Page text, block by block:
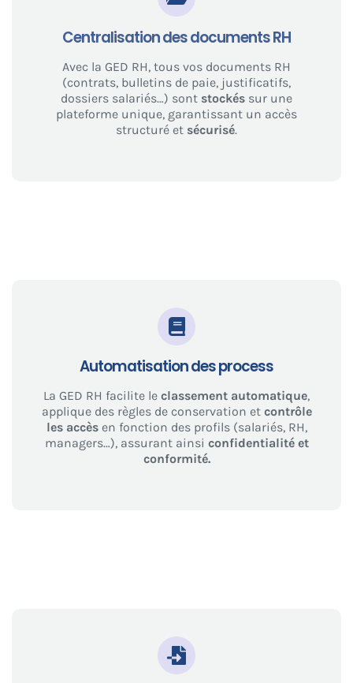
Centralisation des documents RH
Avec la GED RH, tous vos documents RH
(contrats, bulletins de paie, justificatifs,
dossiers salariés…) sont stockés sur une
plateforme unique, garantissant un accès
structuré et sécurisé.
Automatisation des process
La GED RH facilite le classement automatique,
applique des règles de conservation et contrôle
les accèsen fonction des profils (salariés, RH,
managers…), assurant ainsi confidentialité et
conformité.